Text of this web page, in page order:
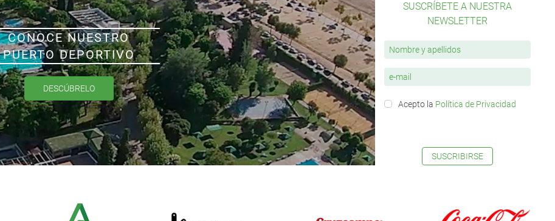
CONOCE NUESTRO
PUERTO DEPORTIVO
DESCÚBRELO
SUSCRÍBETE A NUESTRA
NEWSLETTER
Acepto la Política de Privacidad
SUSCRIBIRSE